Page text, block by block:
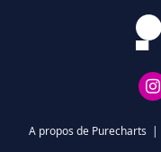
A propos de Purecharts |